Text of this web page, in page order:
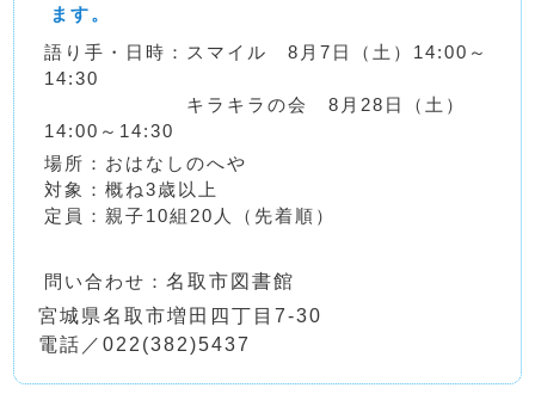
ます。
語り手・日時：スマイル 8月7日（土）14:00～
14:30
キラキラの会 8月28日（土）
14:00～14:30
場所：おはなしのへや
対象：概ね3歳以上
定員：親子10組20人（先着順）
問い合わせ：名取市図書館
宮城県名取市増田四丁目7-30
電話／022(382)5437